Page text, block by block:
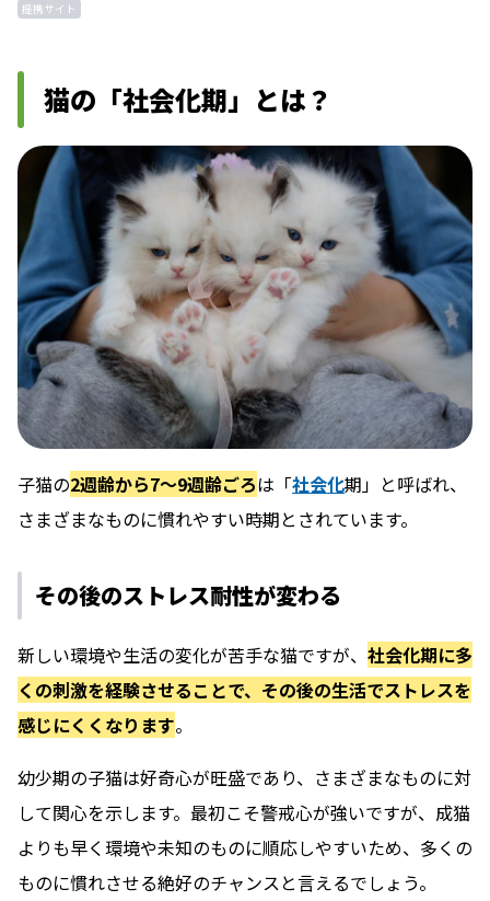
提携サイト
猫の「社会化期」とは？
子猫の2週齢から7～9週齢ごろは「社会化期」と呼ばれ、
さまざまなものに慣れやすい時期とされています。
その後のストレス耐性が変わる
新しい環境や生活の変化が苦手な猫ですが、 社会化期に多
くの刺激を経験させることで、その後の生活でストレスを
感じにくくなります。
幼少期の子猫は好奇心が旺盛であり、さまざまなものに対
して関心を示します。最初こそ警戒心が強いですが、成猫
よりも早く環境や未知のものに順応しやすいため、多くの
ものに慣れさせる絶好のチャンスと言えるでしょう。